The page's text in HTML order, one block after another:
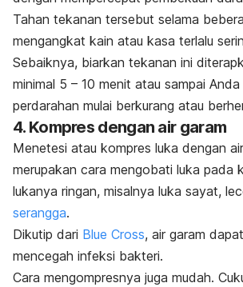
Tahan tekanan tersebut selama
mengangkat kain atau kasa terlalu
Sebaiknya, biarkan tekanan ini
minimal 5 – 10 menit atau sampai Anda
perdarahan mulai berkurang atau
4. Kompres dengan air garam
Menetesi atau kompres luka dengan
merupakan cara mengobati luka pada
lukanya ringan, misalnya luka sayat,
serangga.
Dikutip dari Blue Cross, air garam
mencegah infeksi bakteri.
Cara mengompresnya juga mudah.